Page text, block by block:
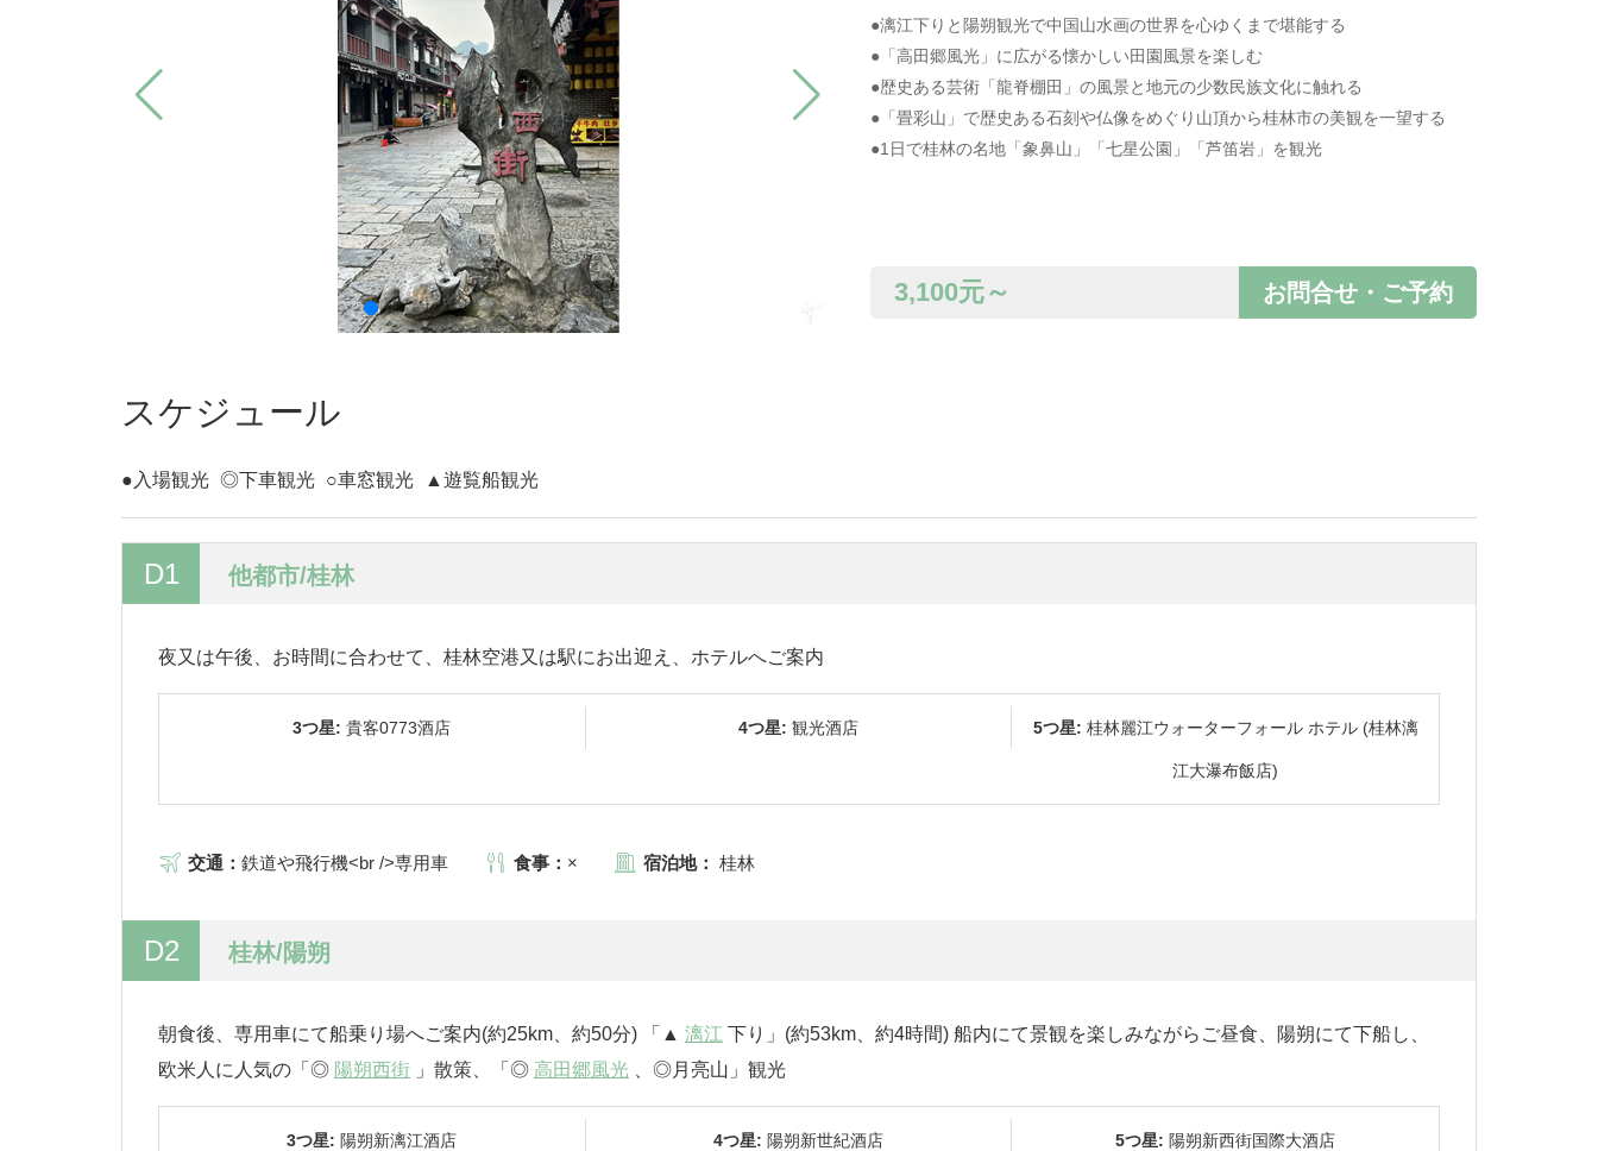
●漓江下りと陽朔観光で中国山水画の世界を心ゆくまで堪能する
●「高田郷風光」に広がる懐かしい田園風景を楽しむ
●歴史ある芸術「龍脊棚田」の風景と地元の少数民族文化に触れる
●「畳彩山」で歴史ある石刻や仏像をめぐり山頂から桂林市の美観を一望する
●1日で桂林の名地「象鼻山」「七星公園」「芦笛岩」を観光
お問合せ・ご予約
3,100元～
スケジュール
●入場観光 ◎下車観光 ○車窓観光 ▲遊覧船観光
D1 他都市/桂林
夜又は午後、お時間に合わせて、桂林空港又は駅にお出迎え、ホテルへご案内
3つ星: 貴客0773酒店 4つ星: 観光酒店 5つ星: 桂林麗江ウォーターフォール ホテル (桂林漓
江大瀑布飯店)
交通： 鉄道や飛行機<br />専用車 食事： × 宿泊地： 桂林
D2 桂林/陽朔
朝食後、専用車にて船乗り場へご案内(約25km、約50分) 「▲ 漓江 下り」(約53km、約4時間) 船内にて景観を楽しみながらご昼食、陽朔にて下船し、
欧米人に人気の「◎ 陽朔西街 」散策、「◎ 高田郷風光 、◎月亮山」観光
3つ星: 陽朔新漓江酒店 4つ星: 陽朔新世紀酒店 5つ星: 陽朔新西街国際大酒店